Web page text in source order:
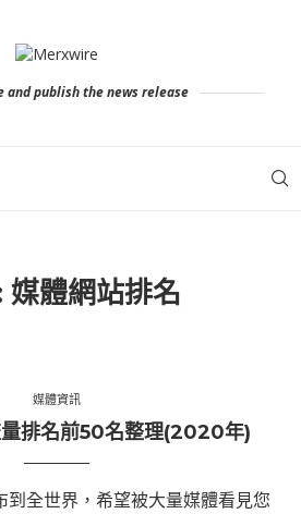
and publish the news release
媒體網站排名
媒體資訊
排名前50名整理(2020年)
到全世界，希望被大量媒體看見您